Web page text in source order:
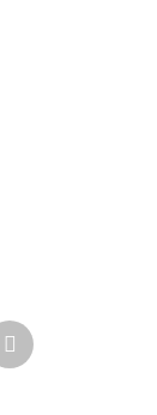
Další
produkt